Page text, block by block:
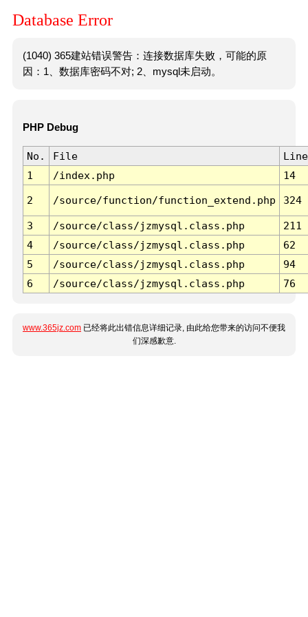
Database Error
(1040) 365建站错误警告：连接数据库失败，可能的原
因：1、数据库密码不对; 2、mysql未启动。
PHP Debug
No. File
Line
1
/index.php 14
2 /source/function/function_extend.php 324
3 /source/class/jzmysql.class.php
211
4
/source/class/jzmysql.class.php
62
5
/source/class/jzmysql.class.php
94
6
/source/class/jzmysql.class.php 76
www.365jz.com 已经将此出错信息详细记录, 由此给您带来的访问不便我
们深感歉意.